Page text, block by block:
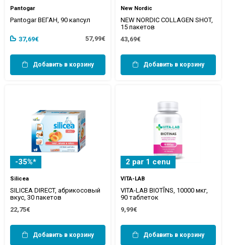
Pantogar
Pantogar ВЕГАН, 90 капсул
37,69€ 57,99€
Добавить в корзину
New Nordic
NEW NORDIC COLLAGEN SHOT,
15 пакетов
43,69€
Добавить в корзину
-35%*
Silicea
SILICEA DIRECT, абрикосовый
вкус, 30 пакетов
22,75€
Добавить в корзину
2 par 1 cenu
VITA-LAB
VITA-LAB BIOTĪNS, 10000 мкг,
90 таблеток
9,99€
Добавить в корзину